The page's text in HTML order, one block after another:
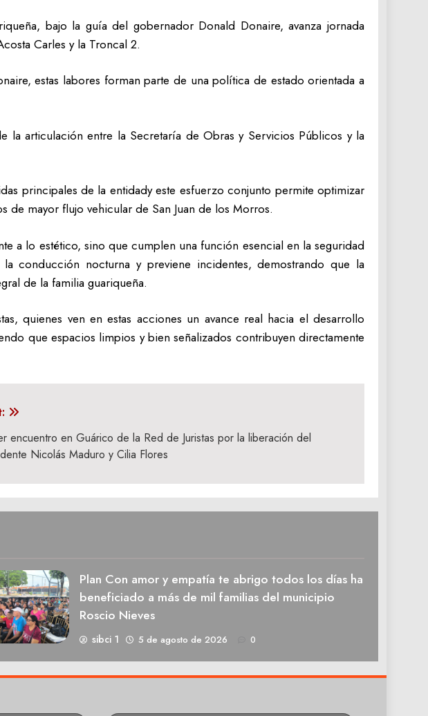
bajo la guía del gobernador Donald Donaire, avanza jornada
Carles y la Troncal 2.
estas labores forman parte de una política de estado orientada a
articulación entre la Secretaría de Obras y Servicios Públicos y la
principales de la entidady este esfuerzo conjunto permite optimizar
de mayor flujo vehicular de San Juan de los Morros.
a lo estético, sino que cumplen una función esencial en la seguridad
conducción nocturna y previene incidentes, demostrando que la
de la familia guariqueña.
quienes ven en estas acciones un avance real hacia el desarrollo
que espacios limpios y bien señalizados contribuyen directamente
encuentro en Guárico de la Red de Juristas por la liberación del
Nicolás Maduro y Cilia Flores
Plan Con amor y empatía te abrigo todos los días ha
beneficiado a más de mil familias del municipio
Roscio Nieves
sibci 1 5 de agosto de 2026 0